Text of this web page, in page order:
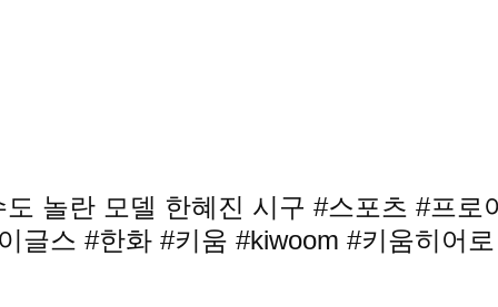
놀란 모델 한혜진 시구 #스포츠 #프로
글스 #한화 #키움 #kiwoom #키움히어로